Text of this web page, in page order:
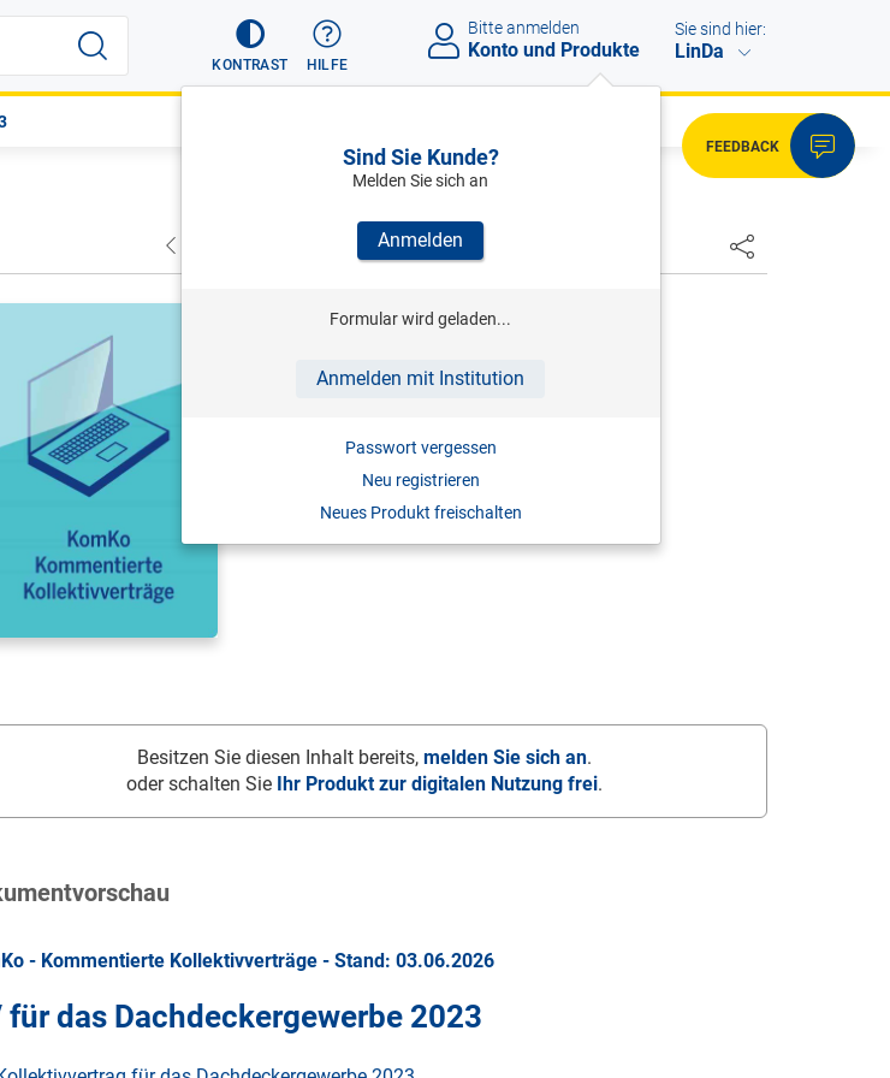
KONTRAST HILFE
Bitte anmelden
Konto und Produkte
Sind Sie Kunde?
Melden Sie sich an
Anmelden
Formular wird geladen...
Anmelden mit Institution
Passwort vergessen
Neu registrieren
Neues Produkt freischalten
Sie sind hier:
LinDa
FEEDBACK
NÄCHSTER
HITZ/SCHRENK
Stand: 03.06.2026
Besitzen Sie diesen Inhalt bereits, melden Sie sich an.
oder schalten Sie Ihr Produkt zur digitalen Nutzung frei.
- Kommentierte Kollektivverträge - Stand: 03.06.2026
für das Dachdeckergewerbe 2023